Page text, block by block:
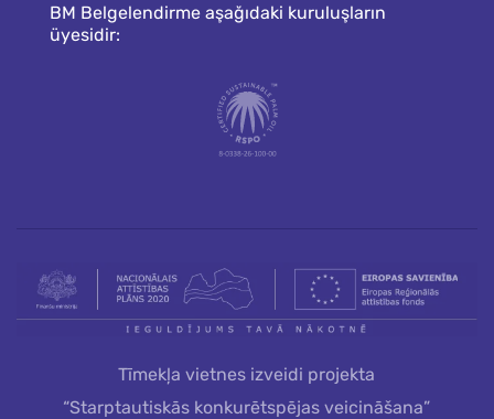
BM Belgelendirme aşağıdaki kuruluşların
üyesidir:
Tīmekļa vietnes izveidi projekta
“Starptautiskās konkurētspējas veicināšana”